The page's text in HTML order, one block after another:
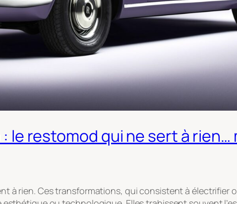
le restomod qui ne sert à rien…
à rien. Ces transformations, qui consistent à électrifier